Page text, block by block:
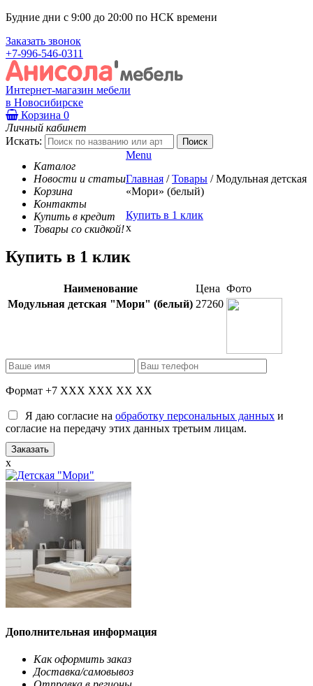
Будние дни с 9:00 до 20:00 по НСК времени
Заказать звонок
+7-996-546-0311
Интернет-магазин мебели
в Новосибирске
Корзина 0
Личный кабинет
Искать:
Каталог
Новости и статьи
Корзина
Контакты
Купить в кредит
Товары со скидкой!
Menu
Главная / Товары / Модульная детская
«Мори» (белый)
Купить в 1 клик
x
Купить в 1 клик
Наименование Цена Фото
Модульная детская "Мори" (белый) 27260
Формат +7 XXX XXX XX XX
Я даю согласие на обработку персональных данных и
согласие на передачу этих данных третьим лицам.
x
Дополнительная информация
Как оформить заказ
Доставка/самовывоз